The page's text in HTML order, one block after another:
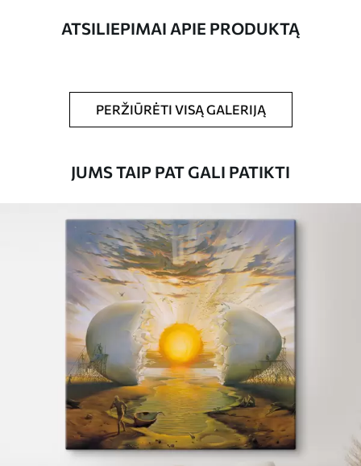
Straipsnio
s05079
Galite padengti laku.
Standartas
Premium
€
Eco-Premium
€
ATSILIEPIMAI APIE PRODUKTĄ
PERŽIŪRĖTI VISĄ GALERIJĄ
JUMS TAIP PAT GALI PATIKTI